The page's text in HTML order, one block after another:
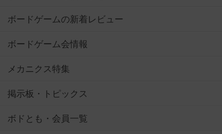
ボードゲームの新着レビュー
ボードゲーム会情報
メカニクス特集
掲示板・トピックス
ボドとも・会員一覧